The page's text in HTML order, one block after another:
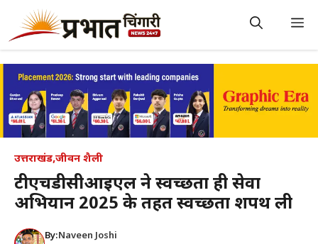
content
उत्तराखंड,जीवन शैली
टीएचडीसीआईएल ने स्वच्छता ही सेवा
अभियान 2025 के तहत स्वच्छता शपथ ली
By:Naveen Joshi